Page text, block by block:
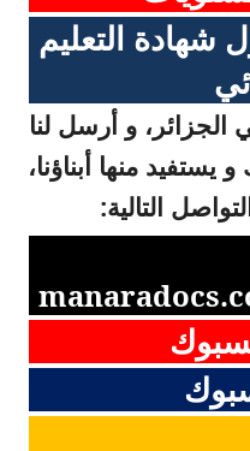
شهادة التعليم
و أرسل لنا
منها أبناؤنا،
التالية: